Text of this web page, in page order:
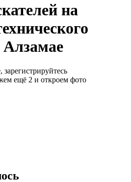
на
Алзамае
ещё 2 и откроем фото